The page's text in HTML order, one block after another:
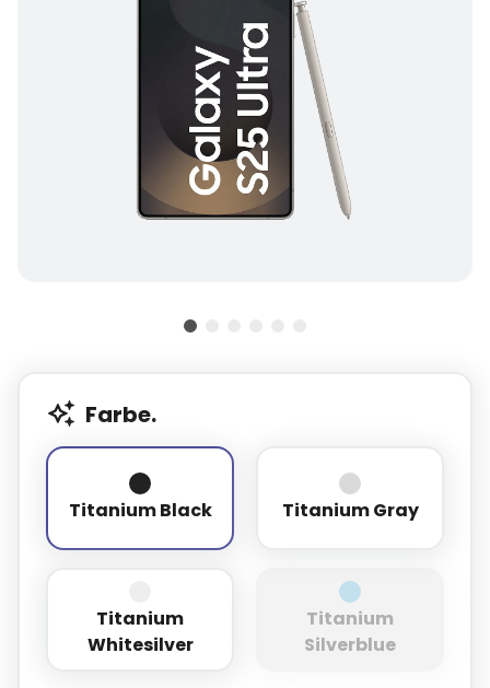
Farbe.
Titanium Black
Titanium Black Titanium Gray
Titanium Gray
Titanium
Whitesilver
Titanium WhitesilverTitanium
Silverblue
Titanium